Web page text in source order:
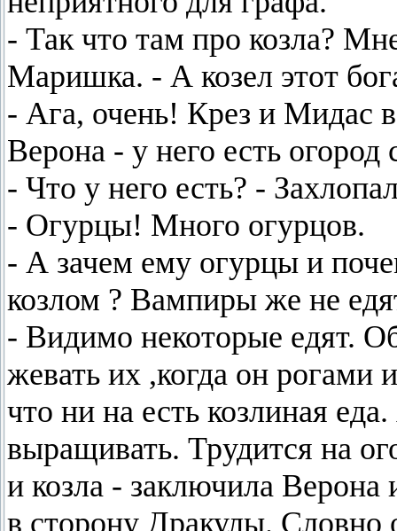
- Так что там про козла?
Маришка. - А козел этот
- Ага, очень! Крез и Мидас
Верона - у него есть огород
- Что у него есть? -
- Огурцы! Много огурцов.
- А зачем ему огурцы и
козлом ? Вампиры же не
- Видимо некоторые едят.
жевать их ,когда он рогами
что ни на есть козлиная
выращивать. Трудится на
и козла - заключила Верона
в сторону Дракулы.